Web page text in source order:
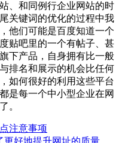
、和同例行企业网站的时
关键词的优化的过程中我
他们可能是百度知道一个
贴吧里的一个有帖子、甚
下产品，自身拥有比一般
排名和展示的机会比任何
如何很好的利用这些平台
是每一个中小型企业在网
。
注意事项